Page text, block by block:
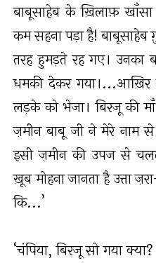
बाबूसाहेब के ख़िलाफ़
कम सहना पड़ा है!
तरह हुमड़ते रह गए।
धमकी देकर
लड़के को भेजा। बिरजू की
ज़मीन बाबू जी ने मेरे नाम से
इसी ज़मीन की उपज से
ख़ूब मोहना जानता है उत्ता
कि...’
‘चंपिया, बिरजू सो गया